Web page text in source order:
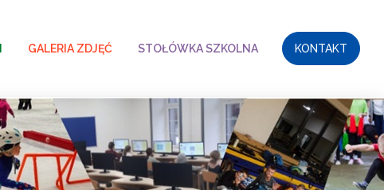
GALERIA ZDJĘĆ STOŁÓWKA SZKOLNA KONTAKT